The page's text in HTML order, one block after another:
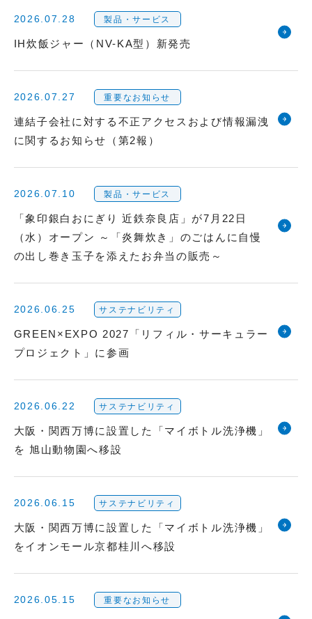
2026.07.28 製品・サービス
IH炊飯ジャー（NV-KA型）新発売
2026.07.27 重要なお知らせ
連結子会社に対する不正アクセスおよび情報漏洩
に関するお知らせ（第2報）
2026.07.10 製品・サービス
「象印銀白おにぎり 近鉄奈良店」が7月22日
（水）オープン ～「炎舞炊き」のごはんに自慢
の出し巻き玉子を添えたお弁当の販売～
2026.06.25 サステナビリティ
GREEN×EXPO 2027「リフィル・サーキュラー
プロジェクト」に参画
2026.06.22 サステナビリティ
大阪・関西万博に設置した「マイボトル洗浄機」
を 旭山動物園へ移設
2026.06.15 サステナビリティ
大阪・関西万博に設置した「マイボトル洗浄機」
をイオンモール京都桂川へ移設
2026.05.15 重要なお知らせ